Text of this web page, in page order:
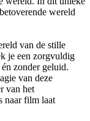
wereld
van de stille
je een zorgvuldig
zonder geluid.
van deze
van het
naar film laat